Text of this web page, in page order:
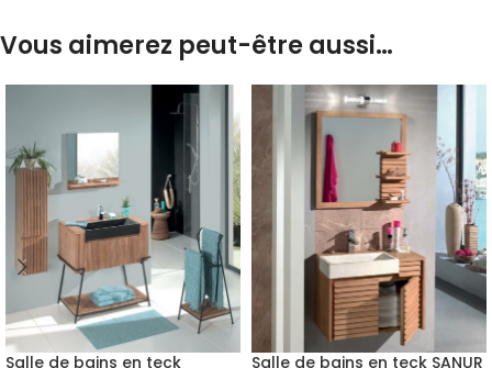
Vous aimerez peut-être aussi…
Salle de bains en teck Salle de bains en teck SANUR